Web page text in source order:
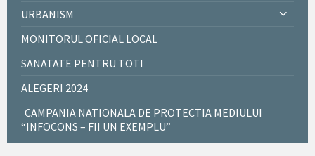
URBANISM
MONITORUL OFICIAL LOCAL
SANATATE PENTRU TOTI
ALEGERI 2024
CAMPANIA NATIONALA DE PROTECTIA MEDIULUI
“INFOCONS – FII UN EXEMPLU”